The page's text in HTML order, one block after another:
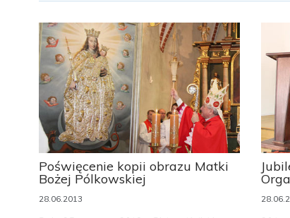
Poświęcenie kopii obrazu Matki
Bożej Pólkowskiej
28.06.2013